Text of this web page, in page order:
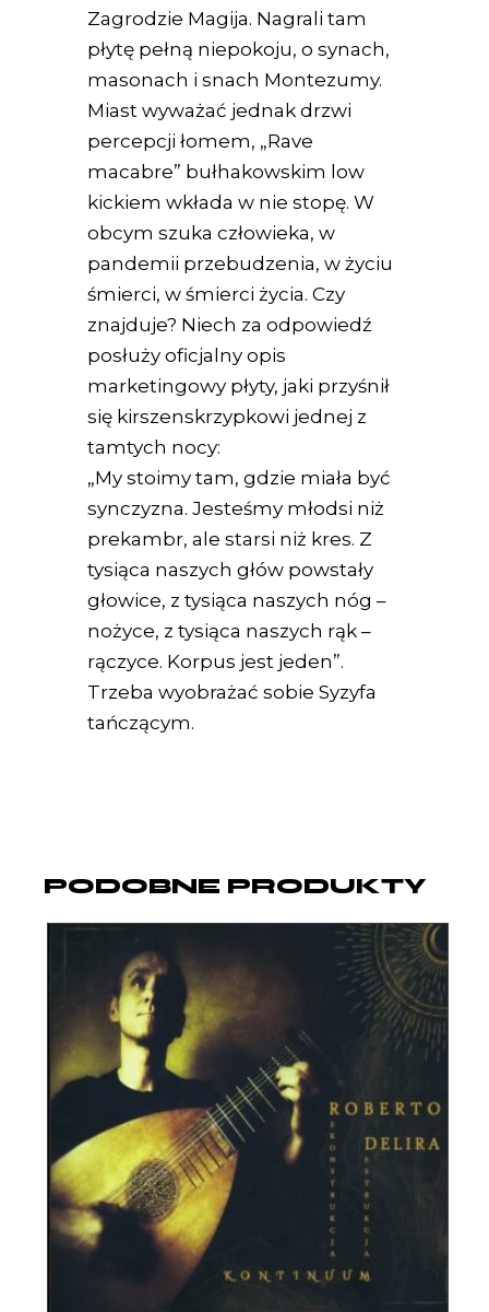
Zagrodzie Magija. Nagrali tam
płytę pełną niepokoju, o synach,
masonach i snach Montezumy.
Miast wyważać jednak drzwi
percepcji łomem, „Rave
macabre” bułhakowskim low
kickiem wkłada w nie stopę. W
obcym szuka człowieka, w
pandemii przebudzenia, w życiu
śmierci, w śmierci życia. Czy
znajduje? Niech za odpowiedź
posłuży oficjalny opis
marketingowy płyty, jaki przyśnił
się kirszenskrzypkowi jednej z
tamtych nocy:
„My stoimy tam, gdzie miała być
synczyzna. Jesteśmy młodsi niż
prekambr, ale starsi niż kres. Z
tysiąca naszych głów powstały
głowice, z tysiąca naszych nóg –
nożyce, z tysiąca naszych rąk –
rączyce. Korpus jest jeden”.
Trzeba wyobrażać sobie Syzyfa
tańczącym.
PODOBNE PRODUKTY